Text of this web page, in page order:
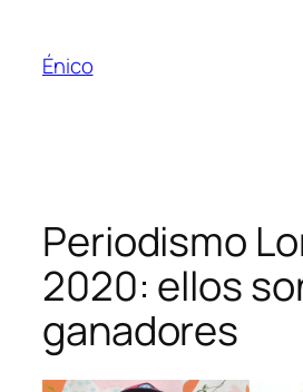
contenido
Énico
Periodismo
2020: ellos
ganadores